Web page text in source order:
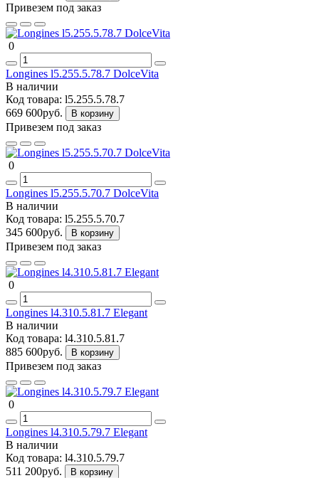
Привезем под заказ
0
Longines l5.255.5.78.7 DolceVita
В наличии
Код товара: l5.255.5.78.7
669 600руб.
В корзину
Привезем под заказ
0
Longines l5.255.5.70.7 DolceVita
В наличии
Код товара: l5.255.5.70.7
345 600руб.
В корзину
Привезем под заказ
0
Longines l4.310.5.81.7 Elegant
В наличии
Код товара: l4.310.5.81.7
885 600руб.
В корзину
Привезем под заказ
0
Longines l4.310.5.79.7 Elegant
В наличии
Код товара: l4.310.5.79.7
511 200руб.
В корзину